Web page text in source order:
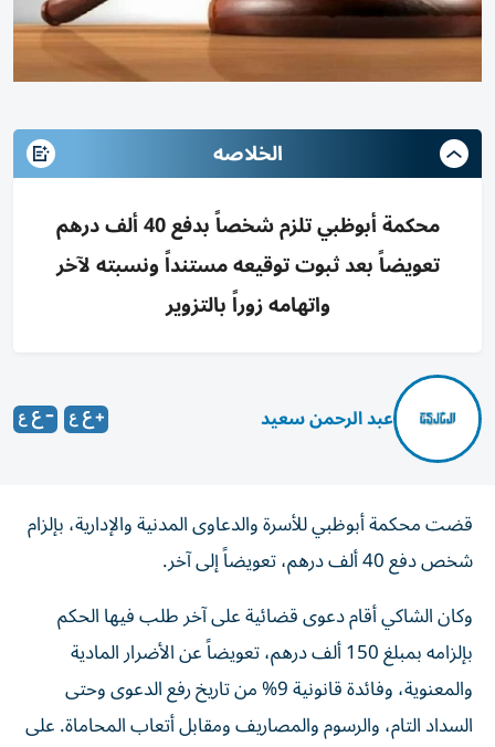
الخلاصه
محكمة أبوظبي تلزم شخصاً بدفع 40 ألف درهم
تعويضاً بعد ثبوت توقيعه مستنداً ونسبته لآخر
واتهامه زوراً بالتزوير
عبد الرحمن سعيد
قضت محكمة أبوظبي للأسرة والدعاوى المدنية والإدارية، بإلزام
شخص دفع 40 ألف درهم، تعويضاً إلى آخر.
وكان الشاكي أقام دعوى قضائية على آخر طلب فيها الحكم
بإلزامه بمبلغ 150 ألف درهم، تعويضاً عن الأضرار المادية
والمعنوية، وفائدة قانونية 9% من تاريخ رفع الدعوى وحتى
السداد التام، والرسوم والمصاريف ومقابل أتعاب المحاماة. على